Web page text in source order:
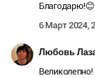
Благодарю!😊
6 Март 2024,
Любовь